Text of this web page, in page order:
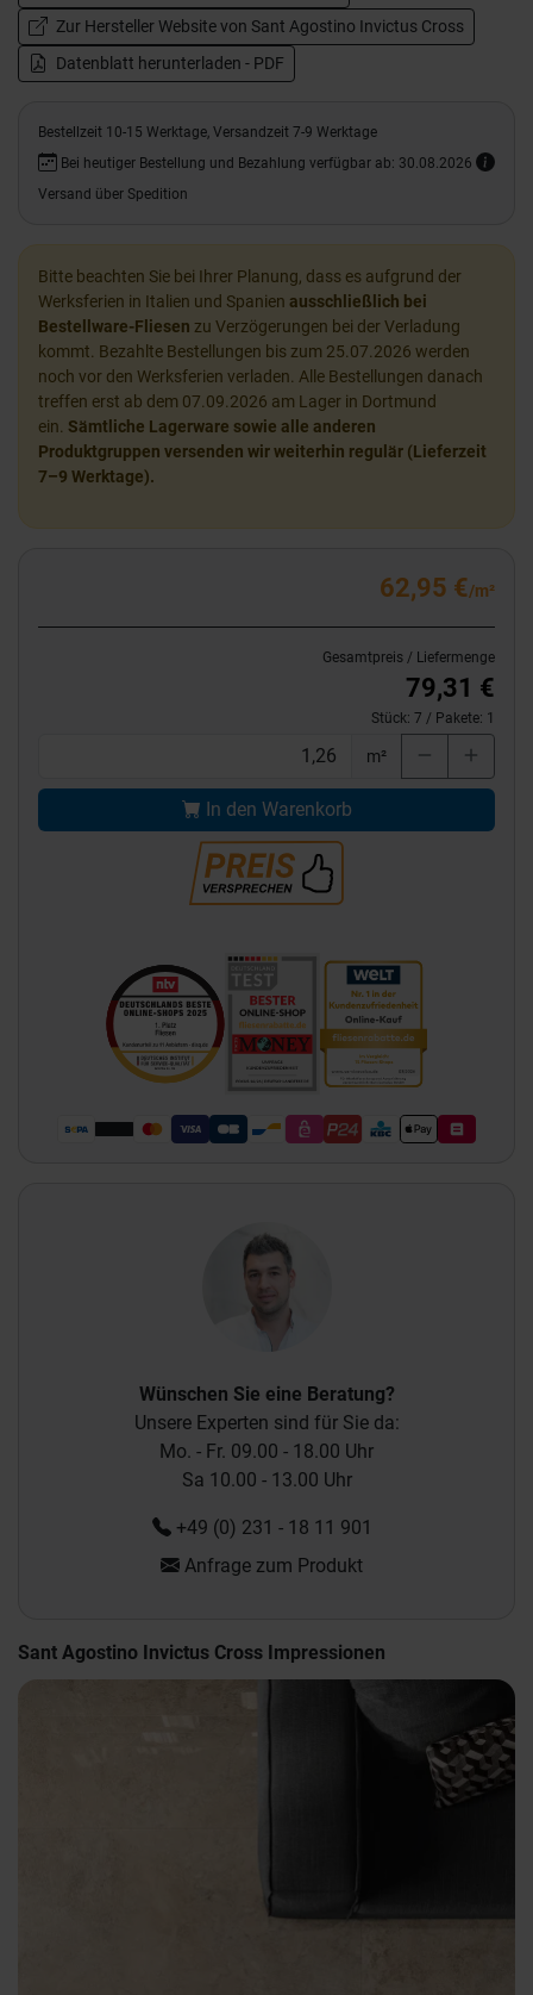
Zur Hersteller Website von Sant Agostino Invictus Cross
Datenblatt herunterladen - PDF
Bestellzeit 10-15 Werktage, Versandzeit 7-9 Werktage
Bei heutiger Bestellung und Bezahlung verfügbar ab: 30.08.2026
Versand über Spedition
Bitte beachten Sie bei Ihrer Planung, dass es aufgrund der
Werksferien in Italien und Spanien ausschließlich bei
Bestellware-Fliesen zu Verzögerungen bei der Verladung
kommt. Bezahlte Bestellungen bis zum 25.07.2026 werden
noch vor den Werksferien verladen. Alle Bestellungen danach
treffen erst ab dem 07.09.2026 am Lager in Dortmund
ein. Sämtliche Lagerware sowie alle anderen
Produktgruppen versenden wir weiterhin regulär (Lieferzeit
7–9 Werktage).
62,95 €/m²
Gesamtpreis / Liefermenge
79,31 €
Stück: 7 / Pakete: 1
m²
In den Warenkorb
Wünschen Sie eine Beratung?
Unsere Experten sind für Sie da:
Mo. - Fr. 09.00 - 18.00 Uhr
Sa 10.00 - 13.00 Uhr
+49 (0) 231 - 18 11 901
Anfrage zum Produkt
Sant Agostino Invictus Cross Impressionen